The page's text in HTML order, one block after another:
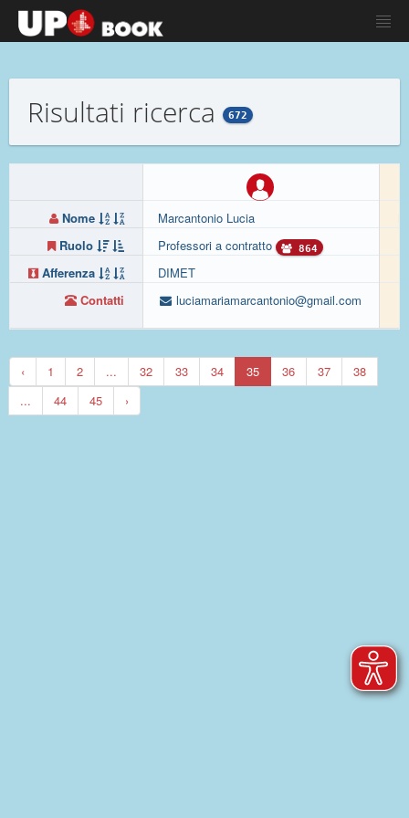
Risultati ricerca 672
Nome
Ruolo
Afferenza
Contatti
Marcantonio Lucia
Professori a contratto
864
DIMET
luciamariamarcantonio@gmail.com
‹ 1 2 ... 32 33 34 35 36 37
38
...
44 45 ›